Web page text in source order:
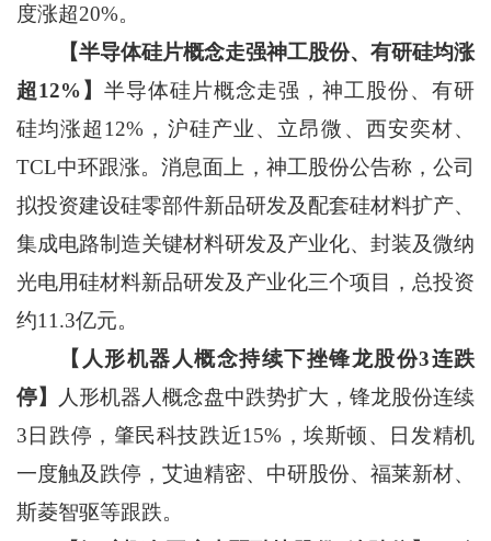
度涨超20%。
【半导体硅片概念走强神工股份、有研硅均涨
超12%】 半导体硅片概念走强，神工股份、有研
硅均涨超12%，沪硅产业、立昂微、西安奕材、
TCL中环跟涨。消息面上，神工股份公告称，公司
拟投资建设硅零部件新品研发及配套硅材料扩产、
集成电路制造关键材料研发及产业化、封装及微纳
光电用硅材料新品研发及产业化三个项目，总投资
约11.3亿元。
【人形机器人概念持续下挫锋龙股份3连跌
停】
人形机器人概念盘中跌势扩大，锋龙股份连续
3日跌停，肇民科技跌近15%，埃斯顿、日发精机
一度触及跌停，艾迪精密、中研股份、福莱新材、
斯菱智驱等跟跌。